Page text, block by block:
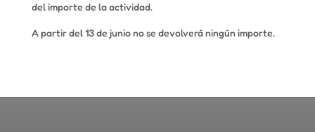
del importe de la actividad.
A partir del 13 de junio no se devolverá ningún importe.